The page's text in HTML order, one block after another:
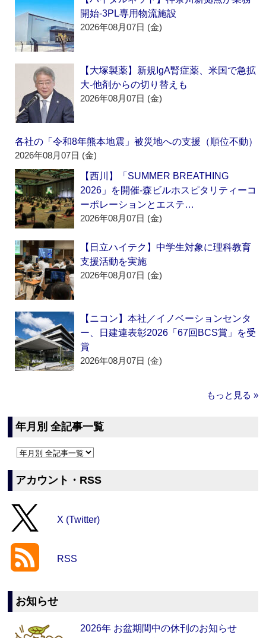
開始‐3PL専用物流施設
2026年08月07日 (金)
【大塚製薬】新規IgA腎症薬、米国で急拡
大‐他剤からの切り替えも
2026年08月07日 (金)
各社の「令和8年熊本地震」被災地への支援（順位不動）
2026年08月07日 (金)
【西川】「SUMMER BREATHING
2026」を開催‐森ビルホスピタリティーコ
ーポレーションとエステ…
2026年08月07日 (金)
【日立ハイテク】中学生対象に理科教育
支援活動を実施
2026年08月07日 (金)
【ニコン】本社／イノベーションセンタ
ー、日建連表彰2026「67回BCS賞」を受
賞
2026年08月07日 (金)
もっと見る »
年月別 全記事一覧
アカウント・RSS
X (Twitter)
RSS
お知らせ
2026年 お盆期間中の休刊のお知らせ